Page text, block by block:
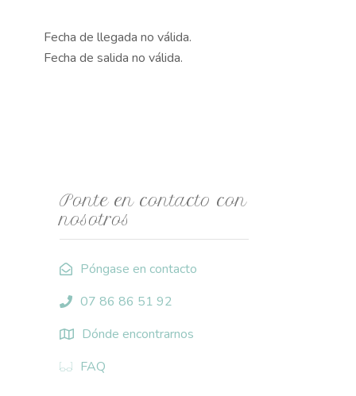
Fecha de llegada no válida.
Fecha de salida no válida.
Ponte en contacto con
nosotros
Póngase en contacto
07 86 86 51 92
Dónde encontrarnos
FAQ